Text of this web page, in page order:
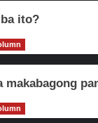
ito?
makabagong